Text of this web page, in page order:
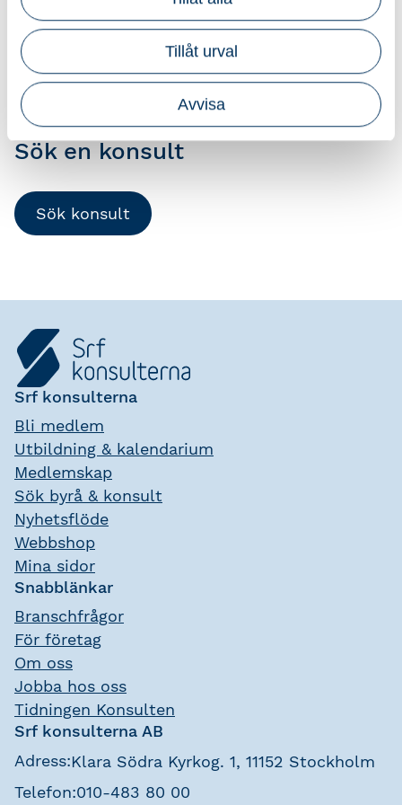
Tillåt urval
Avvisa
Ladda ner ditt sigill här
Sök en konsult
Sök konsult
Srf konsulterna
Bli medlem
Utbildning & kalendarium
Medlemskap
Sök byrå & konsult
Nyhetsflöde
Webbshop
Mina sidor
Snabblänkar
Branschfrågor
För företag
Om oss
Jobba hos oss
Tidningen Konsulten
Srf konsulterna AB
Adress:Klara Södra Kyrkog. 1, 11152 Stockholm
Telefon:010-483 80 00